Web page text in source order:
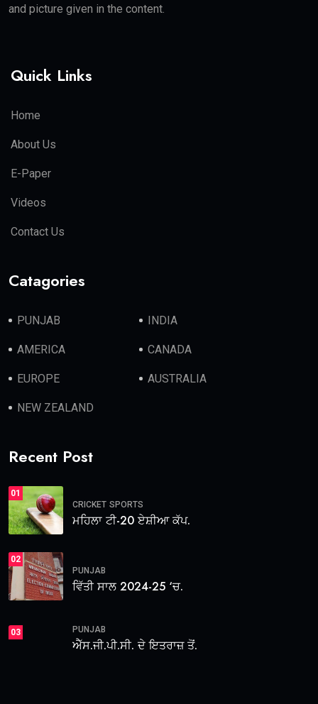
and picture given in the content.
Quick Links
Home
About Us
E-Paper
Videos
Contact Us
Catagories
PUNJAB INDIA
AMERICA CANADA
EUROPE AUSTRALIA
NEW ZEALAND
Recent Post
01
CRICKET SPORTS
ਮਹਿਲਾ ਟੀ-20 ਏਸ਼ੀਆ ਕੱਪ.
02
PUNJAB
ਵਿੱਤੀ ਸਾਲ 2024-25 ‘ਚ.
03 PUNJAB
ਐੱਸ.ਜੀ.ਪੀ.ਸੀ. ਦੇ ਇਤਰਾਜ਼ ਤੋਂ.